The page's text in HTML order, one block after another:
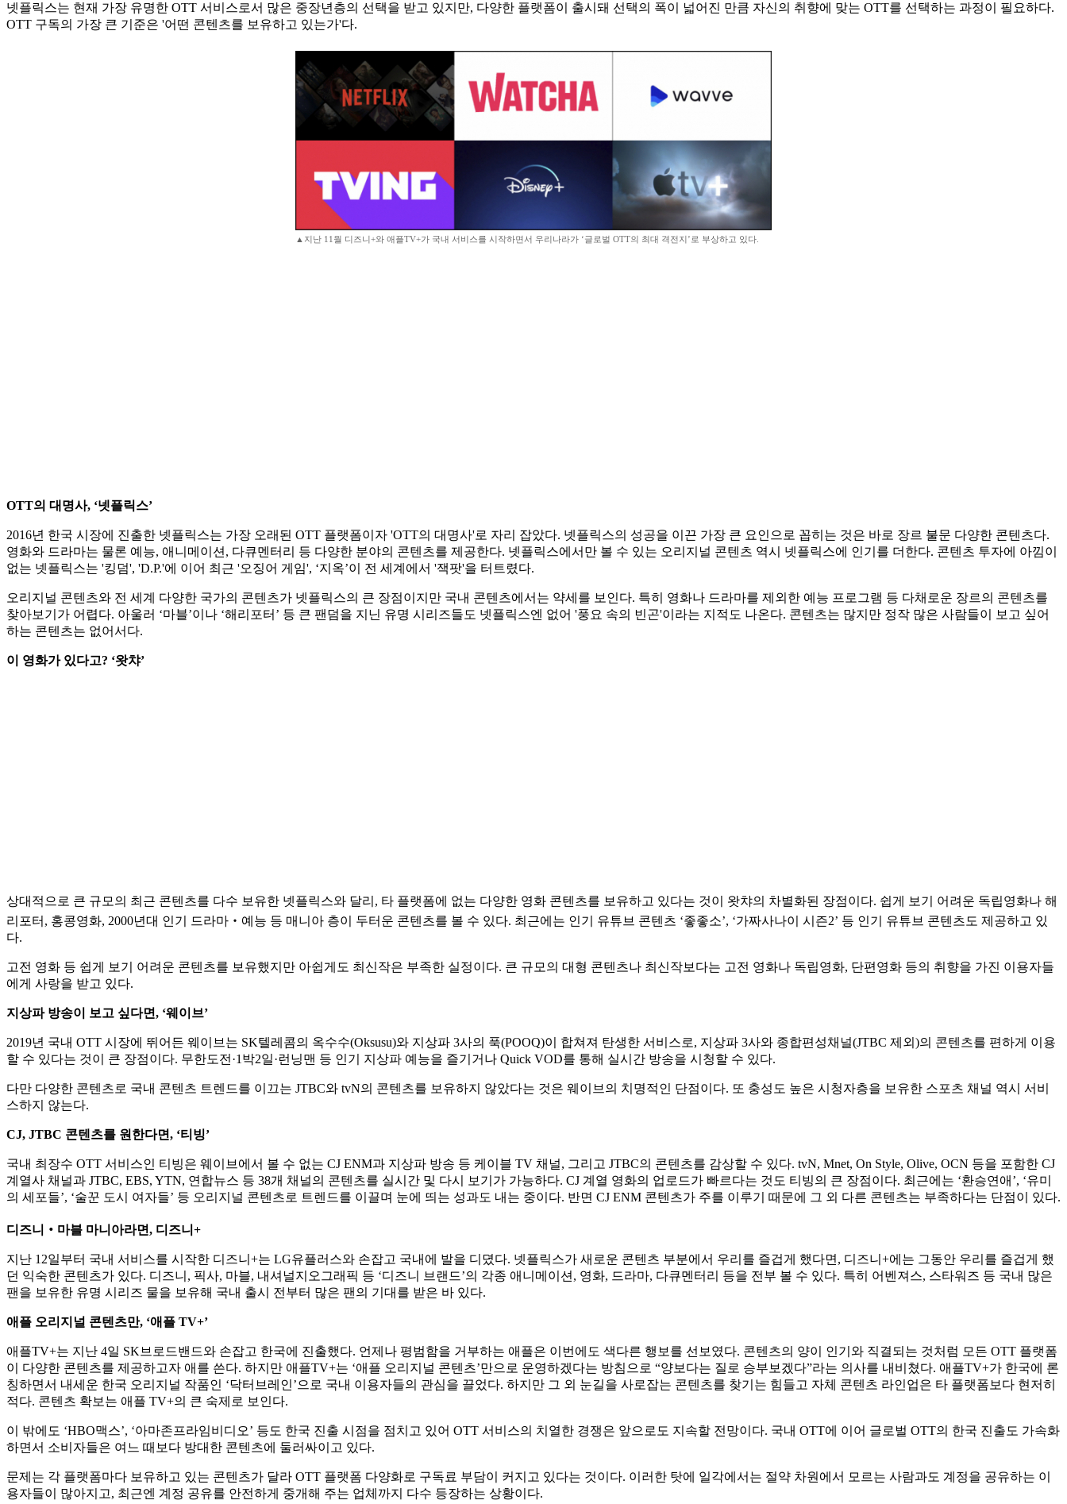
넷플릭스는 현재 가장 유명한 OTT 서비스로서 많은 중장년층의 선택을 받고 있지만, 다양한 플랫폼이 출시돼 선택의 폭이 넓어진 만큼 자신의 취향에 맞는 OTT를 선택하는 과정이 필요하다.
OTT 구독의 가장 큰 기준은 '어떤 콘텐츠를 보유하고 있는가'다.
▲지난 11월 디즈니+와 애플TV+가 국내 서비스를 시작하면서 우리나라가 ‘글로벌 OTT의 최대 격전지’로 부상하고 있다.
OTT의 대명사, ‘넷플릭스’
2016년 한국 시장에 진출한 넷플릭스는 가장 오래된 OTT 플랫폼이자 'OTT의 대명사'로 자리 잡았다. 넷플릭스의 성공을 이끈 가장 큰 요인으로 꼽히는 것은 바로 장르 불문 다양한 콘텐츠다.
영화와 드라마는 물론 예능, 애니메이션, 다큐멘터리 등 다양한 분야의 콘텐츠를 제공한다. 넷플릭스에서만 볼 수 있는 오리지널 콘텐츠 역시 넷플릭스에 인기를 더한다. 콘텐츠 투자에 아낌이
없는 넷플릭스는 '킹덤', 'D.P.'에 이어 최근 '오징어 게임', ‘지옥’이 전 세계에서 '잭팟'을 터트렸다.
오리지널 콘텐츠와 전 세계 다양한 국가의 콘텐츠가 넷플릭스의 큰 장점이지만 국내 콘텐츠에서는 약세를 보인다. 특히 영화나 드라마를 제외한 예능 프로그램 등 다채로운 장르의 콘텐츠를
찾아보기가 어렵다. 아울러 ‘마블’이나 ‘해리포터’ 등 큰 팬덤을 지닌 유명 시리즈들도 넷플릭스엔 없어 '풍요 속의 빈곤'이라는 지적도 나온다. 콘텐츠는 많지만 정작 많은 사람들이 보고 싶어
하는 콘텐츠는 없어서다.
이 영화가 있다고? ‘왓챠’
상대적으로 큰 규모의 최근 콘텐츠를 다수 보유한 넷플릭스와 달리, 타 플랫폼에 없는 다양한 영화 콘텐츠를 보유하고 있다는 것이 왓챠의 차별화된 장점이다. 쉽게 보기 어려운 독립영화나 해
리포터, 홍콩영화, 2000년대 인기 드라마‧예능 등 매니아 층이 두터운 콘텐츠를 볼 수 있다. 최근에는 인기 유튜브 콘텐츠 ‘좋좋소’, ‘가짜사나이 시즌2’ 등 인기 유튜브 콘텐츠도 제공하고 있
다.
고전 영화 등 쉽게 보기 어려운 콘텐츠를 보유했지만 아쉽게도 최신작은 부족한 실정이다. 큰 규모의 대형 콘텐츠나 최신작보다는 고전 영화나 독립영화, 단편영화 등의 취향을 가진 이용자들
에게 사랑을 받고 있다.
지상파 방송이 보고 싶다면, ‘웨이브’
2019년 국내 OTT 시장에 뛰어든 웨이브는 SK텔레콤의 옥수수(Oksusu)와 지상파 3사의 푹(POOQ)이 합쳐져 탄생한 서비스로, 지상파 3사와 종합편성채널(JTBC 제외)의 콘텐츠를 편하게 이용
할 수 있다는 것이 큰 장점이다. 무한도전·1박2일·런닝맨 등 인기 지상파 예능을 즐기거나 Quick VOD를 통해 실시간 방송을 시청할 수 있다.
다만 다양한 콘텐츠로 국내 콘텐츠 트렌드를 이끄는 JTBC와 tvN의 콘텐츠를 보유하지 않았다는 것은 웨이브의 치명적인 단점이다. 또 충성도 높은 시청자층을 보유한 스포츠 채널 역시 서비
스하지 않는다.
CJ, JTBC 콘텐츠를 원한다면, ‘티빙’
국내 최장수 OTT 서비스인 티빙은 웨이브에서 볼 수 없는 CJ ENM과 지상파 방송 등 케이블 TV 채널, 그리고 JTBC의 콘텐츠를 감상할 수 있다. tvN, Mnet, On Style, Olive, OCN 등을 포함한 CJ
계열사 채널과 JTBC, EBS, YTN, 연합뉴스 등 38개 채널의 콘텐츠를 실시간 및 다시 보기가 가능하다. CJ 계열 영화의 업로드가 빠르다는 것도 티빙의 큰 장점이다. 최근에는 ‘환승연애’, ‘유미
의 세포들’, ‘술꾼 도시 여자들’ 등 오리지널 콘텐츠로 트렌드를 이끌며 눈에 띄는 성과도 내는 중이다. 반면 CJ ENM 콘텐츠가 주를 이루기 때문에 그 외 다른 콘텐츠는 부족하다는 단점이 있다.
디즈니‧마블 마니아라면, 디즈니+
지난 12일부터 국내 서비스를 시작한 디즈니+는 LG유플러스와 손잡고 국내에 발을 디뎠다. 넷플릭스가 새로운 콘텐츠 부분에서 우리를 즐겁게 했다면, 디즈니+에는 그동안 우리를 즐겁게 했
던 익숙한 콘텐츠가 있다. 디즈니, 픽사, 마블, 내셔널지오그래픽 등 ‘디즈니 브랜드’의 각종 애니메이션, 영화, 드라마, 다큐멘터리 등을 전부 볼 수 있다. 특히 어벤져스, 스타워즈 등 국내 많은
팬을 보유한 유명 시리즈 물을 보유해 국내 출시 전부터 많은 팬의 기대를 받은 바 있다.
애플 오리지널 콘텐츠만, ‘애플 TV+’
애플TV+는 지난 4일 SK브로드밴드와 손잡고 한국에 진출했다. 언제나 평범함을 거부하는 애플은 이번에도 색다른 행보를 선보였다. 콘텐츠의 양이 인기와 직결되는 것처럼 모든 OTT 플랫폼
이 다양한 콘텐츠를 제공하고자 애를 쓴다. 하지만 애플TV+는 ‘애플 오리지널 콘텐츠’만으로 운영하겠다는 방침으로 “양보다는 질로 승부보겠다”라는 의사를 내비쳤다. 애플TV+가 한국에 론
칭하면서 내세운 한국 오리지널 작품인 ‘닥터브레인’으로 국내 이용자들의 관심을 끌었다. 하지만 그 외 눈길을 사로잡는 콘텐츠를 찾기는 힘들고 자체 콘텐츠 라인업은 타 플랫폼보다 현저히
적다. 콘텐츠 확보는 애플 TV+의 큰 숙제로 보인다.
이 밖에도 ‘HBO맥스’, ‘아마존프라임비디오’ 등도 한국 진출 시점을 점치고 있어 OTT 서비스의 치열한 경쟁은 앞으로도 지속할 전망이다. 국내 OTT에 이어 글로벌 OTT의 한국 진출도 가속화
하면서 소비자들은 여느 때보다 방대한 콘텐츠에 둘러싸이고 있다.
문제는 각 플랫폼마다 보유하고 있는 콘텐츠가 달라 OTT 플랫폼 다양화로 구독료 부담이 커지고 있다는 것이다. 이러한 탓에 일각에서는 절약 차원에서 모르는 사람과도 계정을 공유하는 이
용자들이 많아지고, 최근엔 계정 공유를 안전하게 중개해 주는 업체까지 다수 등장하는 상황이다.